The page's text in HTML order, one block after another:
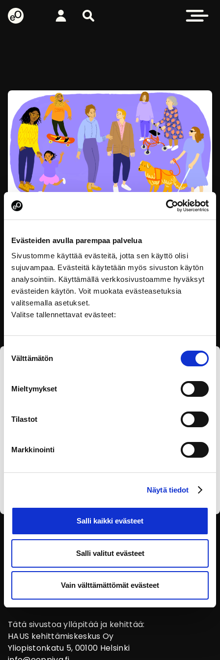
Evästeiden avulla parempaa palvelua
Sivustomme käyttää evästeitä, jotta sen käyttö olisi
sujuvampaa. Evästeitä käytetään myös sivuston käytön
analysointiin. Käyttämällä verkkosivustoamme hyväksyt
evästeiden käytön. Voit muokata evästeasetuksia
valitsemalla asetukset.
Valitse tallennettavat evästeet:
Suostumuksen
valinta
Välttämätön
Mieltymykset
Tilastot
Markkinointi
Näytä tiedot
Salli kaikki evästeet
Salli valitut evästeet
Vain välttämättömät evästeet
eOppiva - Etusivulle
Kirjaudu Etsi sivustolta Avaa
päivää. Suomea pidetään usein tasa-arvon mallimaana.
Tehtävää kuitenkin…
SEURAA SOSIAALISESSA
Tätä sivustoa ylläpitää ja kehittää:
HAUS kehittämiskeskus Oy
Yliopistonkatu 5, 00100 Helsinki